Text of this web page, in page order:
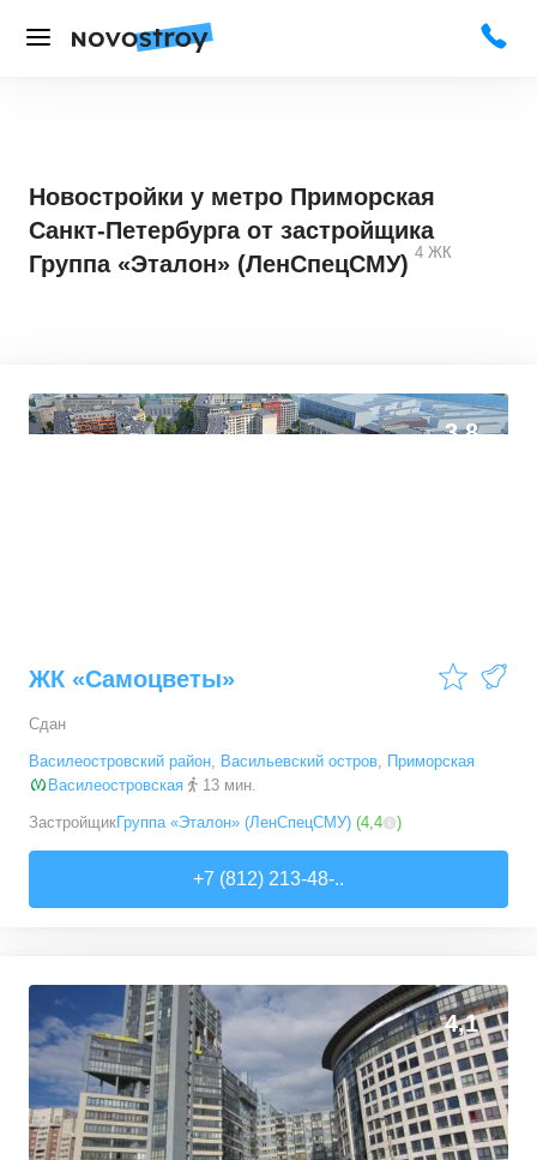
Новостройки у метро Приморская
Санкт-Петербурга от застройщика
Группа «Эталон» (ЛенСпецСМУ) 4 ЖК
3,8
ЖК «Самоцветы»
Сдан
Василеостровский район, Васильевский остров, Приморская
Василеостровская
13 мин.
ЗастройщикГруппа «Эталон» (ЛенСпецСМУ) (4,4 )
+7 (812) 213-48-..
4,1